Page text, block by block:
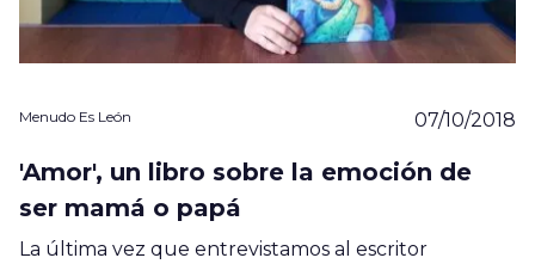
Menudo Es León 07/10/2018
'Amor', un libro sobre la emoción de
ser mamá o papá
La última vez que entrevistamos al escritor